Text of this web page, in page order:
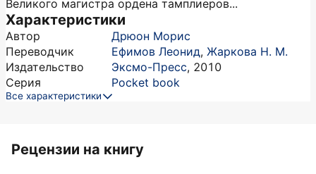
Великого магистра ордена тамплиеров...
Характеристики
Автор
Дрюон Морис
Переводчик
Ефимов Леонид, Жаркова Н. М.
Издательство
Эксмо-Пресс, 2010
Серия
Pocket book
Все характеристики
Рецензии на книгу